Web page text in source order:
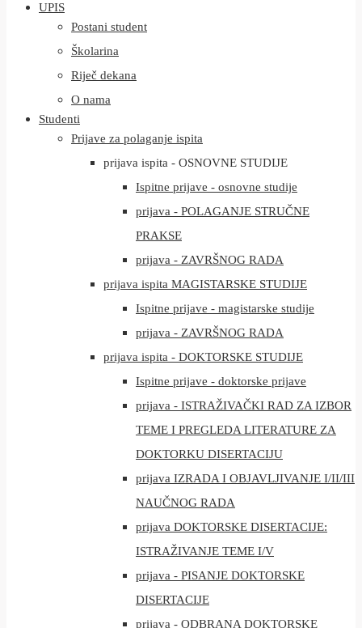
UPIS
Postani student
Školarina
Riječ dekana
O nama
Studenti
Prijave za polaganje ispita
prijava ispita - OSNOVNE STUDIJE
Ispitne prijave - osnovne studije
prijava - POLAGANJE STRUČNE
PRAKSE
prijava - ZAVRŠNOG RADA
prijava ispita MAGISTARSKE STUDIJE
Ispitne prijave - magistarske studije
prijava - ZAVRŠNOG RADA
prijava ispita - DOKTORSKE STUDIJE
Ispitne prijave - doktorske prijave
prijava - ISTRAŽIVAČKI RAD ZA IZBOR
TEME I PREGLEDA LITERATURE ZA
DOKTORKU DISERTACIJU
prijava IZRADA I OBJAVLJIVANJE I/II/III
NAUČNOG RADA
prijava DOKTORSKE DISERTACIJE:
ISTRAŽIVANJE TEME I/V
prijava - PISANJE DOKTORSKE
DISERTACIJE
prijava - ODBRANA DOKTORSKE